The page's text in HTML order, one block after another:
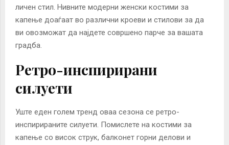
личен стил. Нивните модерни женски костими за
капење доаѓаат во различни кроеви и стилови за да
ви овозможат да најдете совршено парче за вашата
градба.
Ретро-инспирирани
силуети
Уште еден голем тренд оваа сезона се ретро-
инспирираните силуети. Помислете на костими за
капење со висок струк, балконет горни делови и